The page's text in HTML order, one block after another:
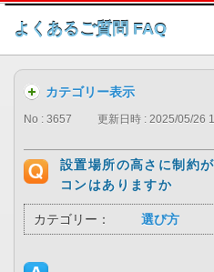
このページ
よくあるご質問 FAQ
カテゴリー表示
No : 3657 更新日時 : 2025/05/26
設置場所の高さに制約
コンはありますか
カテゴリー： 選び方